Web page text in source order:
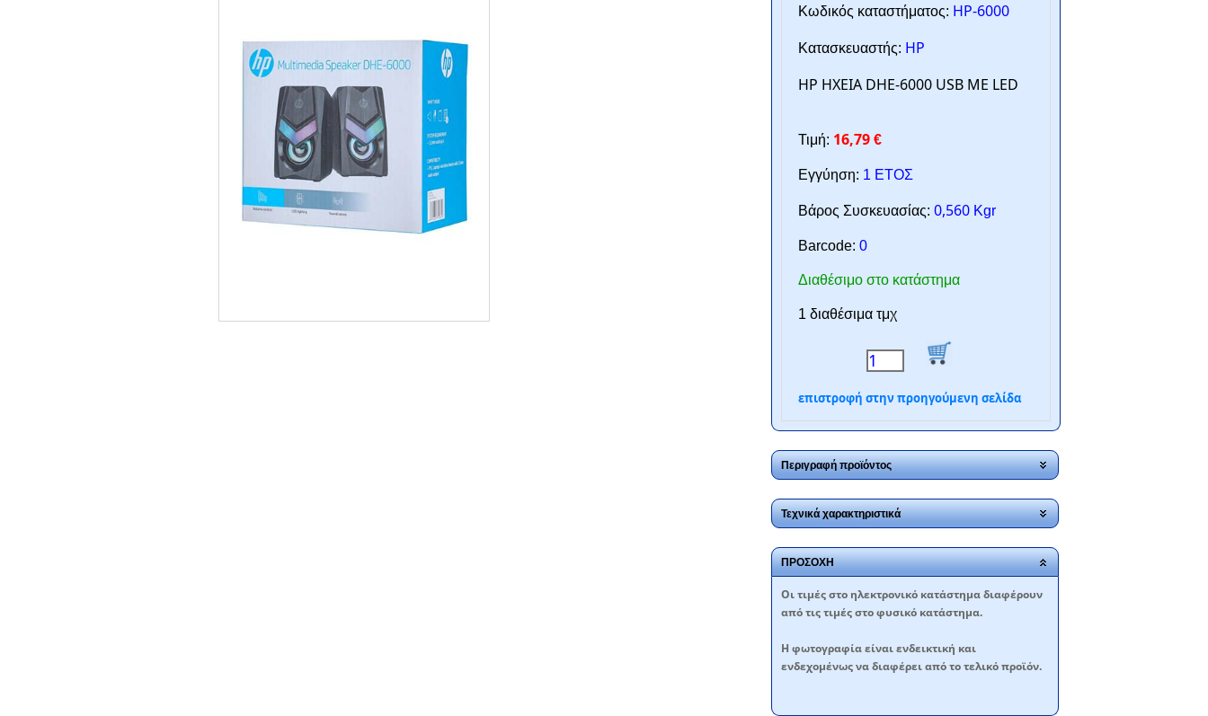
Κωδικός καταστήματος: HP-6000
Κατασκευαστής: HP
HP ΗΧΕΙΑ DHE-6000 USB ΜΕ LED
Τιμή: 16,79 €
Εγγύηση: 1 ΕΤΟΣ
Βάρος Συσκευασίας: 0,560 Kgr
Barcode: 0
Διαθέσιμο στο κατάστημα
1 διαθέσιμα τμχ
επιστροφή στην προηγούμενη σελίδα
Περιγραφή προϊόντος
Τεχνικά χαρακτηριστικά
ΠΡΟΣΟΧΗ
Oι τιμές στο ηλεκτρονικό κατάστημα διαφέρουν
από τις τιμές στο φυσικό κατάστημα.
Η φωτογραφία είναι ενδεικτική και
ενδεχομένως να διαφέρει από το τελικό προϊόν.